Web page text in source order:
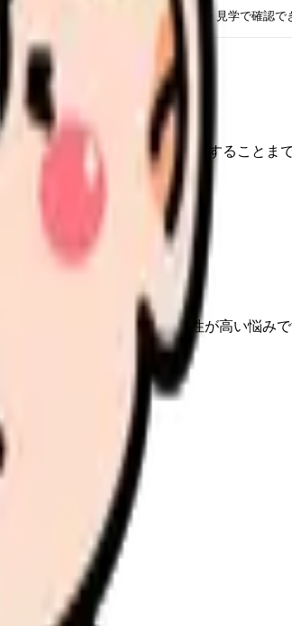
求人票・面接・見学で確認で
状況を選ぶだけで、次に確認することまで
確認できるサービスとの相性が高い悩みで
ます。